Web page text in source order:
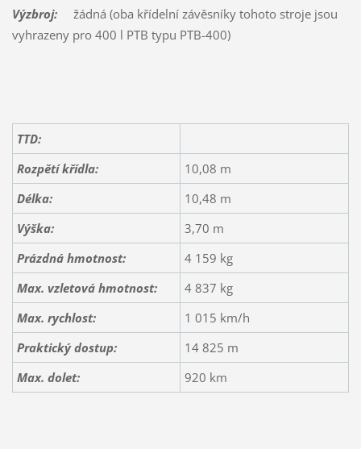
Výzbroj:žádná (oba křídelní závěsníky tohoto stroje jsou
vyhrazeny pro 400 l PTB typu PTB-400)
TTD:
Rozpětí křídla:
10,08 m
Délka:
10,48 m
Výška:
3,70 m
Prázdná hmotnost:
4 159 kg
Max. vzletová hmotnost:
4 837 kg
Max. rychlost:
1 015 km/h
Praktický dostup:
14 825 m
Max. dolet:
920 km